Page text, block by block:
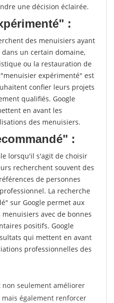
une décision éclairée.
:
des menuisiers ayant
un certain domaine,
ou la restauration de
expérimenté" est
confier leurs projets
qualifiés. Google
en avant les
des menuisiers.
:
lorsqu'il s'agit de choisir
recherchent souvent des
de personnes
La recherche
sur Google permet aux
avec de bonnes
positifs. Google
qui mettent en avant
professionnelles des
non seulement améliorer
également renforcer